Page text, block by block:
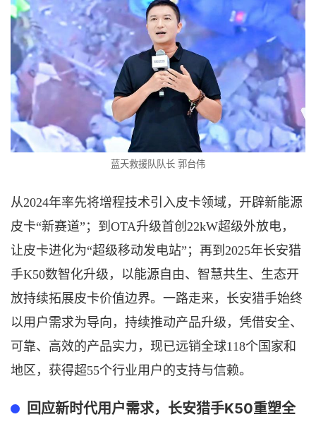
蓝天救援队队长 郭台伟
从2024年率先将增程技术引入皮卡领域，开辟新能源
皮卡“新赛道”；到OTA升级首创22kW超级外放电，
让皮卡进化为“超级移动发电站”；再到2025年长安猎
手K50数智化升级，以能源自由、智慧共生、生态开
放持续拓展皮卡价值边界。一路走来，长安猎手始终
以用户需求为导向，持续推动产品升级，凭借安全、
可靠、高效的产品实力，现已远销全球118个国家和
地区，获得超55个行业用户的支持与信赖。
回应新时代用户需求，长安猎手K50重塑全